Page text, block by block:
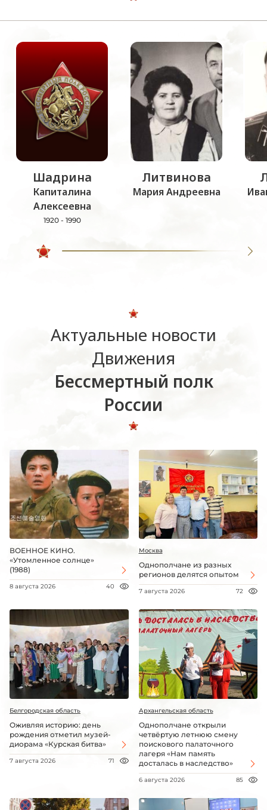
Шадрина
Капиталина
Алексеевна
1920 - 1990
Литвинова
Мария Андреевна
Актуальные новости
Движения
Бессмертный полк
России
ВОЕННОЕ КИНО.
«Утомленное солнце»
(1988)
8 августа 2026 40
Москва
Однополчане из разных
регионов делятся опытом
7 августа 2026 72
Белгородская область
Оживляя историю: день
рождения отметил музей-
диорама «Курская битва»
7 августа 2026 71
Архангельская область
Однополчане открыли
четвёртую летнюю смену
поискового палаточного
лагеря «Нам память
досталась в наследство»
6 августа 2026 85